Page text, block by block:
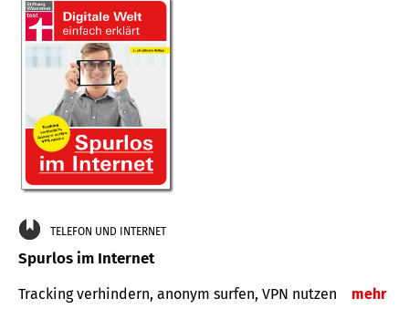
TELEFON UND INTERNET
Spurlos im Internet
Tracking verhindern, anonym surfen, VPN nutzen mehr